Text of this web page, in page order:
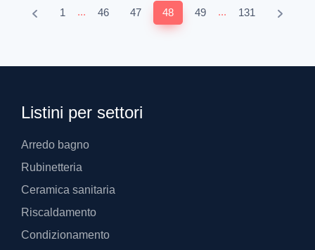
1 ... 46 47 48 49 ... 131
Listini per settori
Arredo bagno
Rubinetteria
Ceramica sanitaria
Riscaldamento
Condizionamento